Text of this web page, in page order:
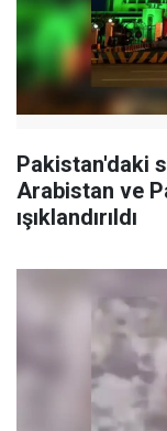
Pakistan'daki
Arabistan ve
ışıklandırıldı